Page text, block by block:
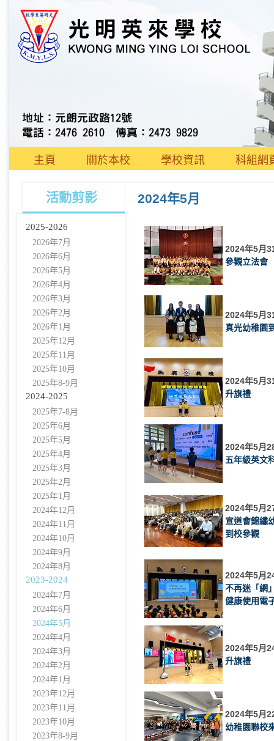
主頁 關於本校 學校資訊 科組網
活動剪影 2024年5月
2025-2026
2026年7月
2026年6月
2026年5月
2026年4月
2026年3月
2026年2月
2026年1月
2025年12月
2025年11月
2025年10月
2025年8-9月
2024-2025
2025年7-8月
2025年6月
2025年5月
2025年4月
2025年3月
2025年2月
2025年1月
2024年12月
2024年11月
2024年10月
2024年9月
2024年8月
2023-2024
2024年7月
2024年6月
2024年5月
2024年4月
2024年3月
2024年2月
2024年1月
2023年12月
2023年11月
2023年10月
2023年8-9月
2024年5月
參觀立法會
2024年5月
真光幼稚園
2024年5月
升旗禮
2024年5月
五年級英文
2024年5月
宣道會錦繡
到校參觀
2024年5月
不再迷「網
健康使用電
2024年5月
升旗禮
2024年5月
幼稚園聯校